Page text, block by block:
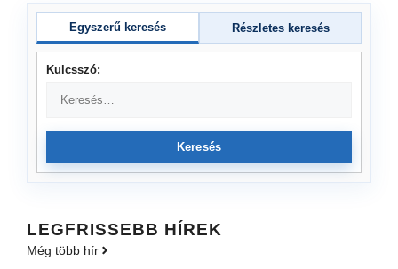
Egyszerű keresés Részletes keresés
Kulcsszó:
Keresés
LEGFRISSEBB HÍREK
Még több hír